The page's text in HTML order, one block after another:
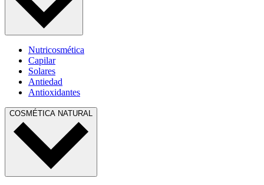
Nutricosmética
Capilar
Solares
Antiedad
Antioxidantes
COSMÉTICA NATURAL